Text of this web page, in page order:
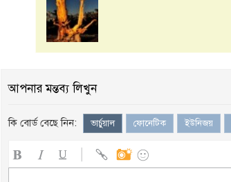
আপনার মন্তব্য লিখুন
কি বোর্ড বেছে নিন: ভার্চুয়াল ফোনেটিক ইউনিজয়